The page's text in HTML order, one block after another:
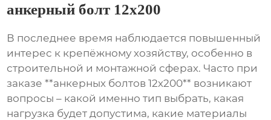
анкерный болт 12х200
В последнее время наблюдается повышенный
интерес к крепёжному хозяйству, особенно в
строительной и монтажной сферах. Часто при
заказе **анкерных болтов 12х200** возникают
вопросы – какой именно тип выбрать, какая
нагрузка будет допустима, какие материалы